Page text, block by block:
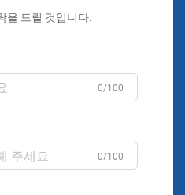
을 드릴 것입니다.
0/100
0/100